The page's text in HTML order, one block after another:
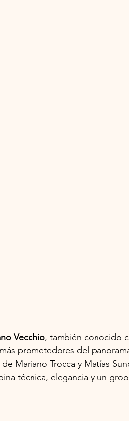
Vecchio, también conocido
prometedores del
Mariano Trocca y Matías
técnica, elegancia y un